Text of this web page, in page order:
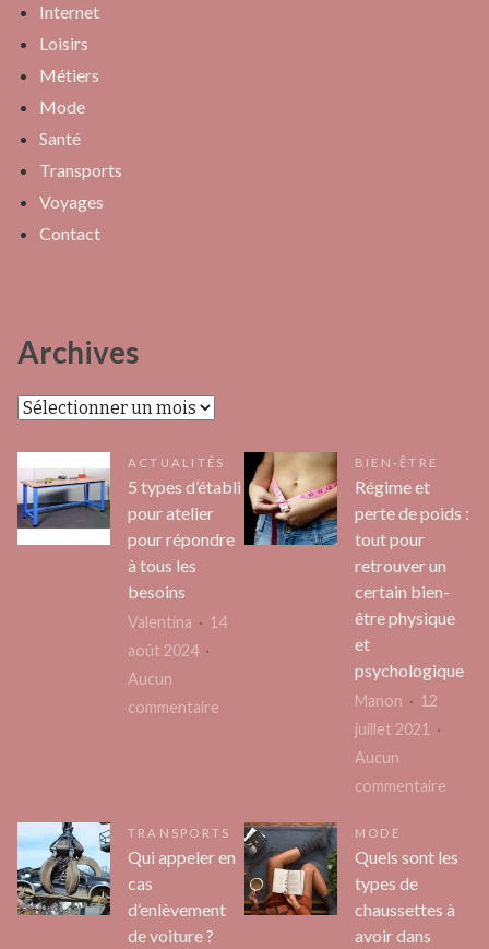
Internet
Loisirs
Métiers
Mode
Santé
Transports
Voyages
Contact
Archives
Archives
ACTUALITÉS
5 types d’établi
pour atelier
pour répondre
à tous les
besoins
Valentina
14
août 2024
Aucun
commentaire
pour
atelier
pour
répondre
BIEN-ÊTRE
Régime et
perte de poids :
tout pour
retrouver un
certain bien-
être physique
et
psychologique
Manon
12
juillet 2021
Aucun
commentaire
perte
TRANSPORTS
Qui appeler en
cas
d’enlèvement
de voiture ?
MODE
Quels sont les
types de
chaussettes à
avoir dans